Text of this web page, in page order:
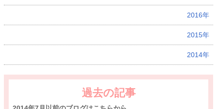
2016年
2015年
2014年
過去の記事